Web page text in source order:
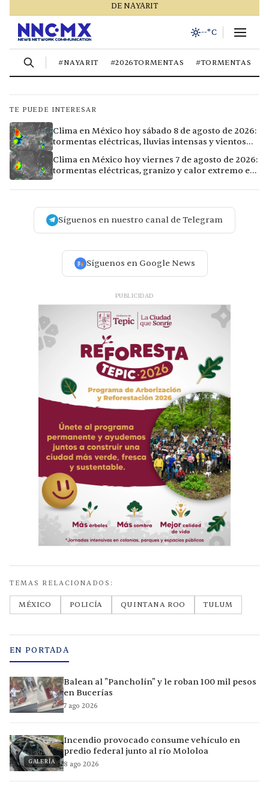
TE PUEDE INTERESAR
Clima en México hoy sábado 8 de agosto de 2026:
tormentas eléctricas, lluvias intensas y vientos
Clima en México hoy viernes 7 de agosto de 2026:
tormentas eléctricas, granizo y calor extremo en
Síguenos en nuestro canal de Telegram
Síguenos en Google News
PUBLICIDAD
TEMAS RELACIONADOS:
MÉXICO POLICÍA QUINTANA ROO TULUM
EN PORTADA
Balean al "Pancholín" y le roban 100 mil pesos
en Bucerías
7 ago 2026
GALERÍA
Incendio provocado consume vehículo en
predio federal junto al río Mololoa
8 ago 2026